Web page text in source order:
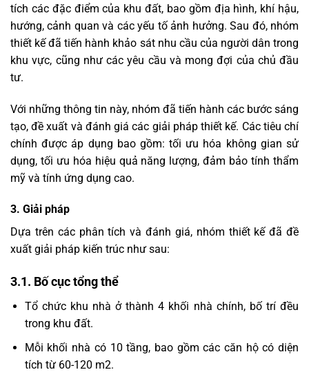
tích các đặc điểm của khu đất, bao gồm địa hình, khí hậu,
hướng, cảnh quan và các yếu tố ảnh hưởng. Sau đó, nhóm
thiết kế đã tiến hành khảo sát nhu cầu của người dân trong
khu vực, cũng như các yêu cầu và mong đợi của chủ đầu
tư.
Với những thông tin này, nhóm đã tiến hành các bước sáng
tạo, đề xuất và đánh giá các giải pháp thiết kế. Các tiêu chí
chính được áp dụng bao gồm: tối ưu hóa không gian sử
dụng, tối ưu hóa hiệu quả năng lượng, đảm bảo tính thẩm
mỹ và tính ứng dụng cao.
3. Giải pháp
Dựa trên các phân tích và đánh giá, nhóm thiết kế đã đề
xuất giải pháp kiến trúc như sau:
3.1. Bố cục tổng thể
Tổ chức khu nhà ở thành 4 khối nhà chính, bố trí đều
trong khu đất.
Mỗi khối nhà có 10 tầng, bao gồm các căn hộ có diện
tích từ 60-120 m2.